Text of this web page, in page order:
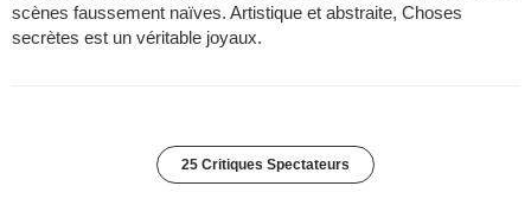
scènes faussement naïves. Artistique et abstraite, Choses
secrètes est un véritable joyaux.
25 Critiques Spectateurs